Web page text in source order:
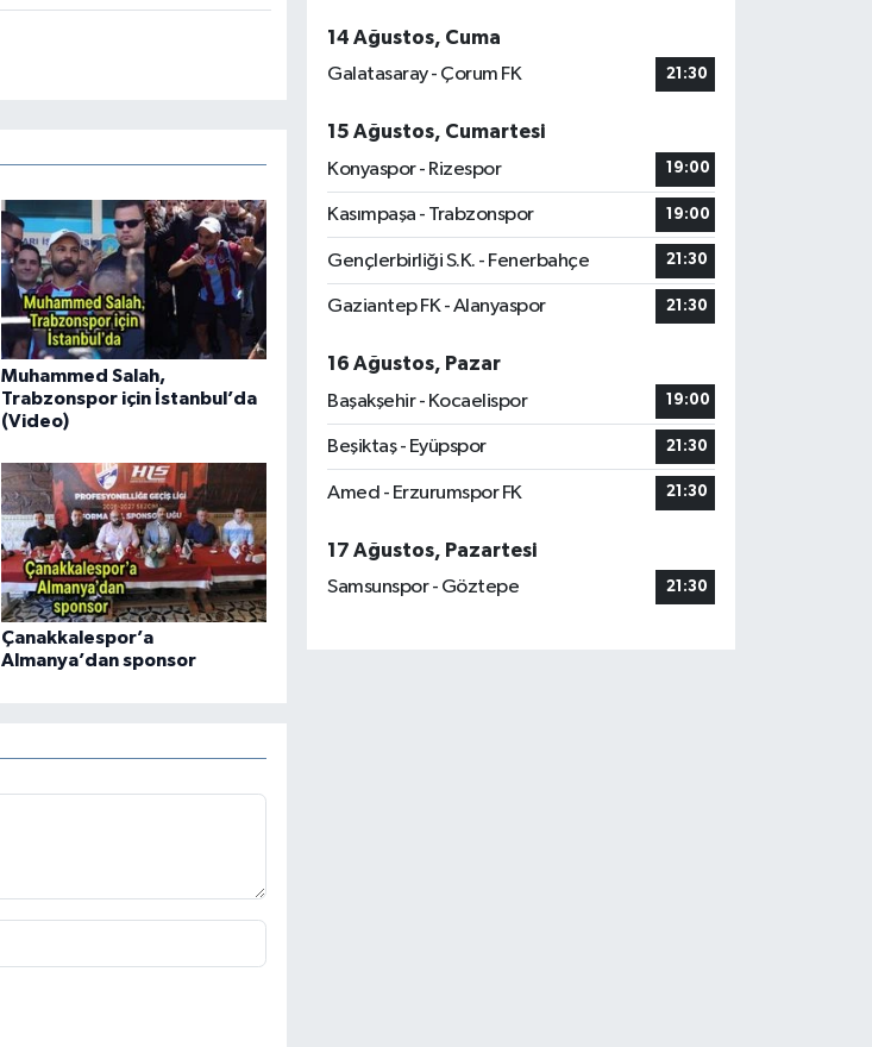
Muhammed Salah,
Trabzonspor için İstanbul’da
(Video)
Çanakkalespor’a
Almanya’dan sponsor
14 Ağustos, Cuma
Galatasaray - Çorum FK
21:30
15 Ağustos, Cumartesi
Konyaspor - Rizespor
19:00
Kasımpaşa - Trabzonspor 19:00
Gençlerbirliği S.K. - Fenerbahçe 21:30
Gaziantep FK - Alanyaspor 21:30
16 Ağustos, Pazar
Başakşehir - Kocaelispor
19:00
Beşiktaş - Eyüpspor 21:30
Amed - Erzurumspor FK 21:30
17 Ağustos, Pazartesi
Samsunspor - Göztepe
21:30